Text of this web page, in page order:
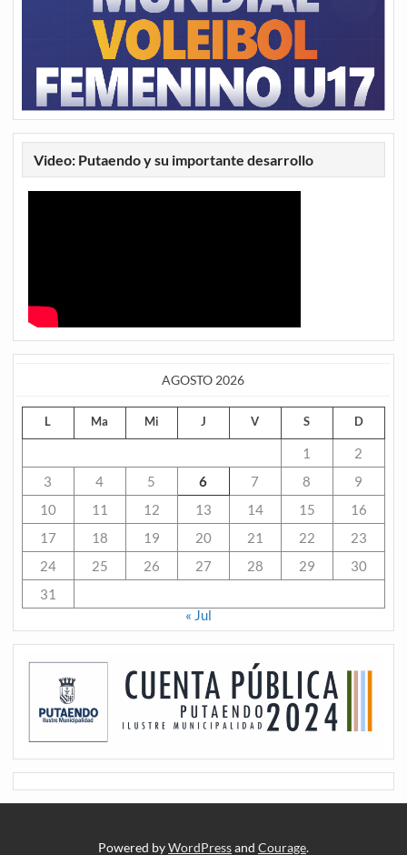
Video: Putaendo y su importante desarrollo
AGOSTO 2026
L Ma Mi J V S D
1
2
3
4 5 6 7 8
9
10
11 12 13 14 15
16
17
18 19 20 21 22
23
24
25 26 27 28 29
30
31
« Jul
Powered byWordPressand Courage.